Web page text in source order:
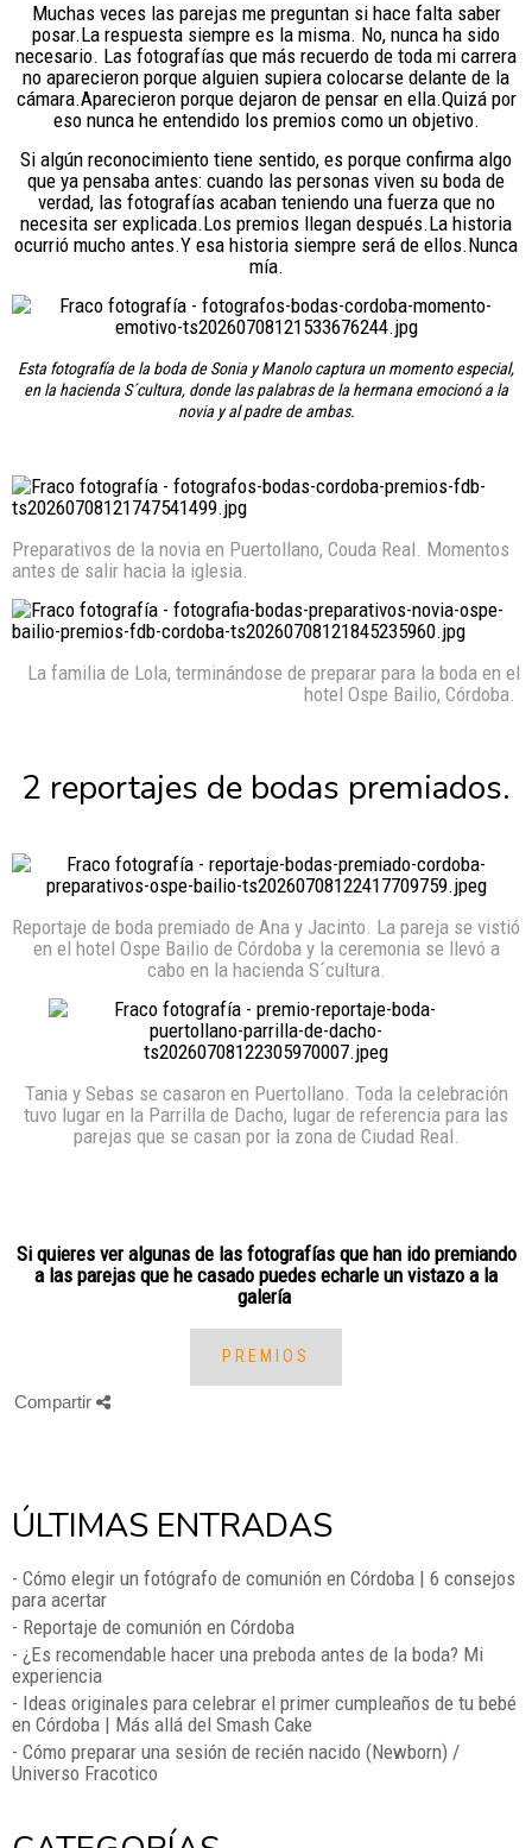
Muchas veces las parejas me preguntan si hace falta saber
posar.La respuesta siempre es la misma. No, nunca ha sido
necesario. Las fotografías que más recuerdo de toda mi carrera
no aparecieron porque alguien supiera colocarse delante de la
cámara.Aparecieron porque dejaron de pensar en ella.Quizá por
eso nunca he entendido los premios como un objetivo.
Si algún reconocimiento tiene sentido, es porque confirma algo
que ya pensaba antes: cuando las personas viven su boda de
verdad, las fotografías acaban teniendo una fuerza que no
necesita ser explicada.Los premios llegan después.La historia
ocurrió mucho antes.Y esa historia siempre será de ellos.Nunca
mía.
Esta fotografía de la boda de Sonia y Manolo captura un momento especial,
en la hacienda S´cultura, donde las palabras de la hermana emocionó a la
novia y al padre de ambas.
Preparativos de la novia en Puertollano, Couda Real. Momentos
antes de salir hacia la iglesia.
La familia de Lola, terminándose de preparar para la boda en el
hotel Ospe Bailio, Córdoba.
2 reportajes de bodas premiados.
Reportaje de boda premiado de Ana y Jacinto. La pareja se vistió
en el hotel Ospe Bailio de Córdoba y la ceremonia se llevó a
cabo en la hacienda S´cultura.
Tania y Sebas se casaron en Puertollano. Toda la celebración
tuvo lugar en la Parrilla de Dacho, lugar de referencia para las
parejas que se casan por la zona de Ciudad Real.
Si quieres ver algunas de las fotografías que han ido premiando
a las parejas que he casado puedes echarle un vistazo a la
galería
PREMIOS
Compartir
ÚLTIMAS ENTRADAS
- Cómo elegir un fotógrafo de comunión en Córdoba | 6 consejos
para acertar
- Reportaje de comunión en Córdoba
- ¿Es recomendable hacer una preboda antes de la boda? Mi
experiencia
- Ideas originales para celebrar el primer cumpleaños de tu bebé
en Córdoba | Más allá del Smash Cake
- Cómo preparar una sesión de recién nacido (Newborn) /
Universo Fracotico